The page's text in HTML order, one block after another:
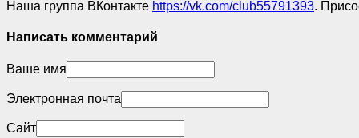
Наша группа ВКонтакте https://vk.com/club55791393.
Написать комментарий
Ваше имя
Электронная почта
Сайт